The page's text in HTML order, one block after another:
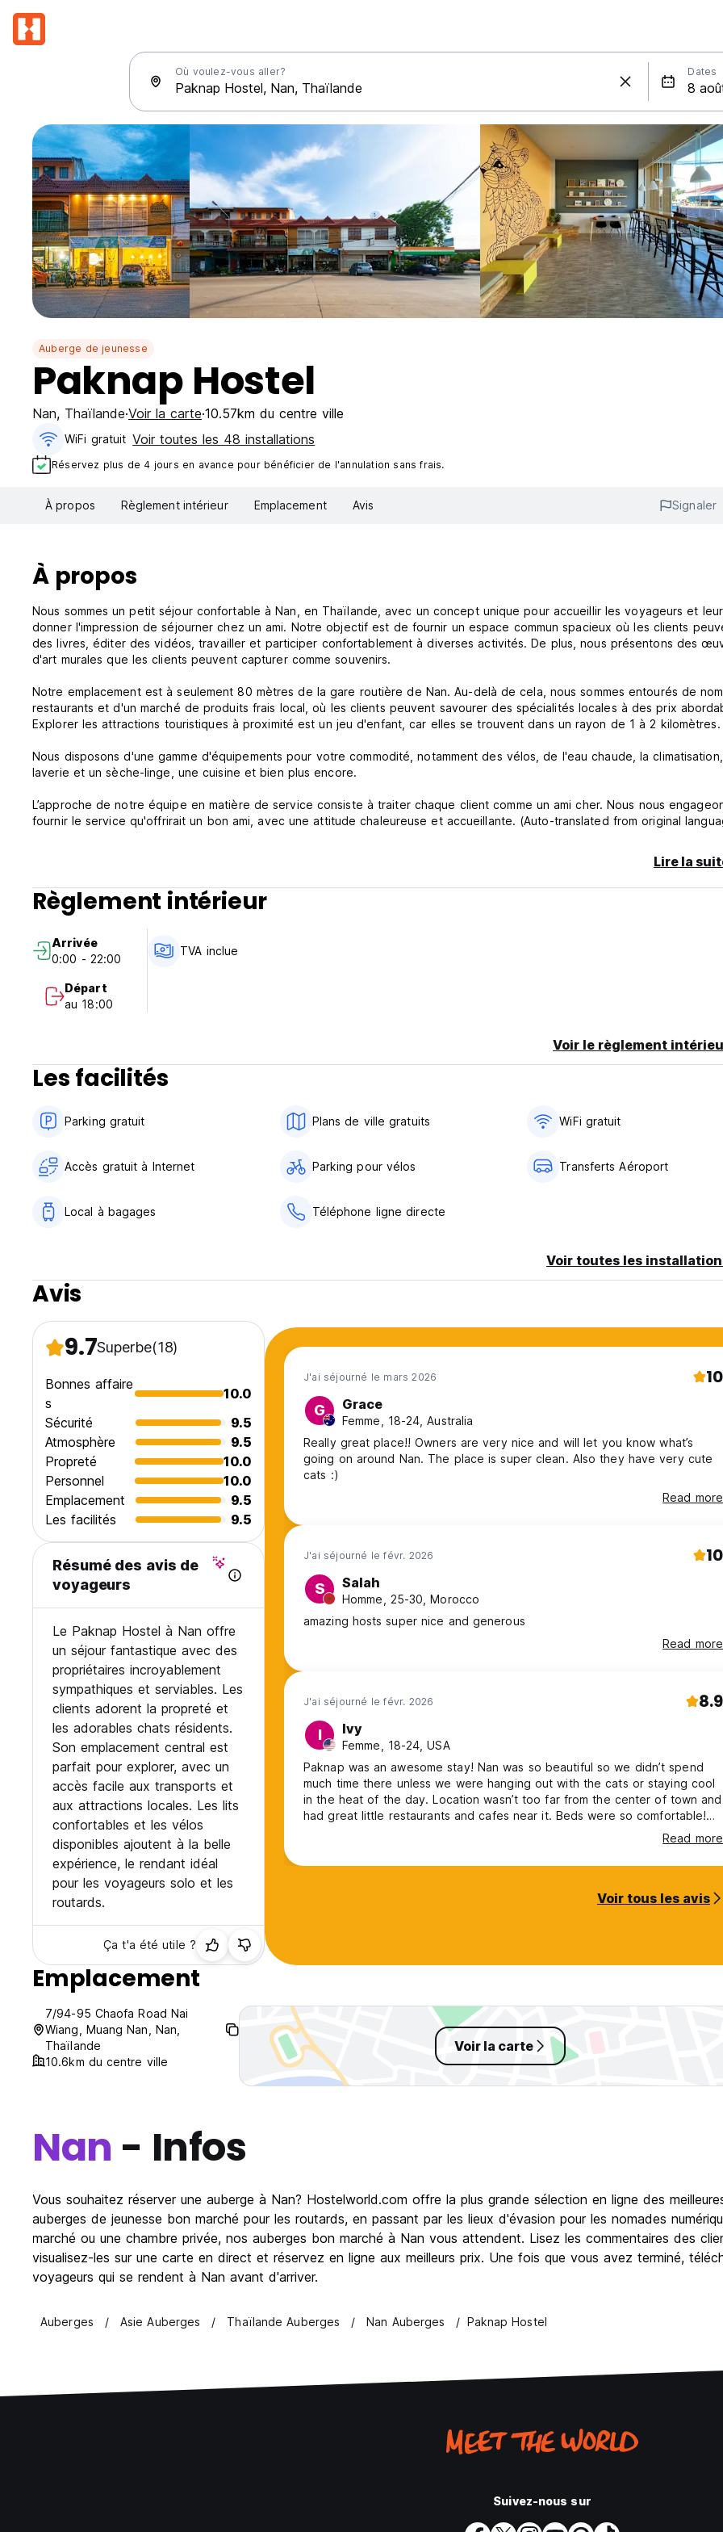
Où voulez-vous aller? Dates
Auberge de jeunesse
Paknap Hostel
Nan, Thaïlande Voir la carte 10.57km du centre ville
WiFi gratuit Voir toutes les 48 installations
Réservez plus de 4 jours en avance pour bénéficier de l'annulation sans frais.
À propos Règlement intérieur Emplacement Avis Signaler
À propos
Nous sommes un petit séjour confortable à Nan, en Thaïlande, avec un concept unique pour accueillir les voyageurs et leur
donner l'impression de séjourner chez un ami. Notre objectif est de fournir un espace commun spacieux où les clients
des livres, éditer des vidéos, travailler et participer confortablement à diverses activités. De plus, nous présentons des
d'art murales que les clients peuvent capturer comme souvenirs.
Notre emplacement est à seulement 80 mètres de la gare routière de Nan. Au-delà de cela, nous sommes entourés de
restaurants et d'un marché de produits frais local, où les clients peuvent savourer des spécialités locales à des prix
Explorer les attractions touristiques à proximité est un jeu d'enfant, car elles se trouvent dans un rayon de 1 à 2 kilomètres.
Nous disposons d'une gamme d'équipements pour votre commodité, notamment des vélos, de l'eau chaude, la
laverie et un sèche-linge, une cuisine et bien plus encore.
L’approche de notre équipe en matière de service consiste à traiter chaque client comme un ami cher. Nous nous
fournir le service qu'offrirait un bon ami, avec une attitude chaleureuse et accueillante. (Auto-translated from original
Lire la
Règlement intérieur
Arrivée
0:00 - 22:00
Départ
au 18:00
TVA inclue
Voir le règlement
Les facilités
Parking gratuit Plans de ville gratuits WiFi gratuit
Accès gratuit à Internet Parking pour vélos Transferts Aéroport
Local à bagages Téléphone ligne directe
Voir toutes les
Avis
9.7Superbe(18)
Bonnes affaire
s
10.0
Sécurité
9.5
Atmosphère
9.5
Propreté
10.0
Personnel
10.0
Emplacement
9.5
Les facilités
9.5
Résumé des avis de
voyageurs
Le Paknap Hostel à Nan offre
un séjour fantastique avec des
propriétaires incroyablement
sympathiques et serviables. Les
clients adorent la propreté et
les adorables chats résidents.
Son emplacement central est
parfait pour explorer, avec un
accès facile aux transports et
aux attractions locales. Les lits
confortables et les vélos
disponibles ajoutent à la belle
expérience, le rendant idéal
pour les voyageurs solo et les
routards.
Ça t'a été utile ?
J'ai séjourné le mars 2026 10
G Grace
Femme, 18-24, Australia
Really great place!! Owners are very nice and will let you know what’s
going on around Nan. The place is super clean. Also they have very cute
cats :)
Read more
J'ai séjourné le févr. 2026 10
S Salah
Homme, 25-30, Morocco
amazing hosts super nice and generous
Read more
J'ai séjourné le févr. 2026 8.9
I Ivy
Femme, 18-24, USA
Paknap was an awesome stay! Nan was so beautiful so we didn’t spend
much time there unless we were hanging out with the cats or staying cool
in the heat of the day. Location wasn’t too far from the center of town and
had great little restaurants and cafes near it. Beds were so comfortable!
Read more
Voir tous les avis
Emplacement
7/94-95 Chaofa Road Nai
Wiang, Muang Nan, Nan,
Thaïlande
10.6km du centre ville
Voir la carte
Nan - Infos
Vous souhaitez réserver une auberge à Nan? Hostelworld.com offre la plus grande sélection en ligne des
auberges de jeunesse bon marché pour les routards, en passant par les lieux d'évasion pour les nomades
marché ou une chambre privée, nos auberges bon marché à Nan vous attendent. Lisez les commentaires des
visualisez-les sur une carte en direct et réservez en ligne aux meilleurs prix. Une fois que vous avez terminé,
voyageurs qui se rendent à Nan avant d'arriver.
Auberges Asie Auberges Thaïlande Auberges Nan Auberges Paknap Hostel
Suivez-nous sur